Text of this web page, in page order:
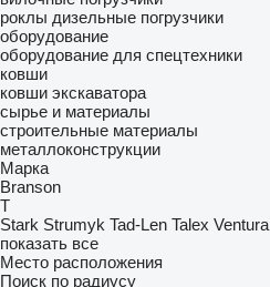
роклы дизельные погрузчики
оборудование
оборудование для спецтехники
ковши
ковши экскаватора
сырье и материалы
строительные материалы
металлоконструкции
Марка
Branson
T
Stark Strumyk Tad-Len Talex Ventura
показать все
Место расположения
Поиск по радиусу